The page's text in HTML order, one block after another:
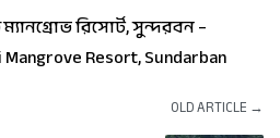
রিসোর্ট, সুন্দরবন –
Resort, Sundarban
OLD ARTICLE →